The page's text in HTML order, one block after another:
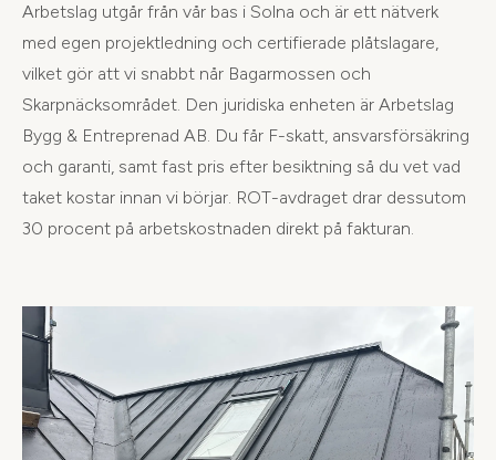
Arbetslag utgår från vår bas i Solna och är ett nätverk
med egen projektledning och certifierade plåtslagare,
vilket gör att vi snabbt når Bagarmossen och
Skarpnäcksområdet. Den juridiska enheten är Arbetslag
Bygg & Entreprenad AB. Du får F-skatt, ansvarsförsäkring
och garanti, samt fast pris efter besiktning så du vet vad
taket kostar innan vi börjar. ROT-avdraget drar dessutom
30 procent på arbetskostnaden direkt på fakturan.